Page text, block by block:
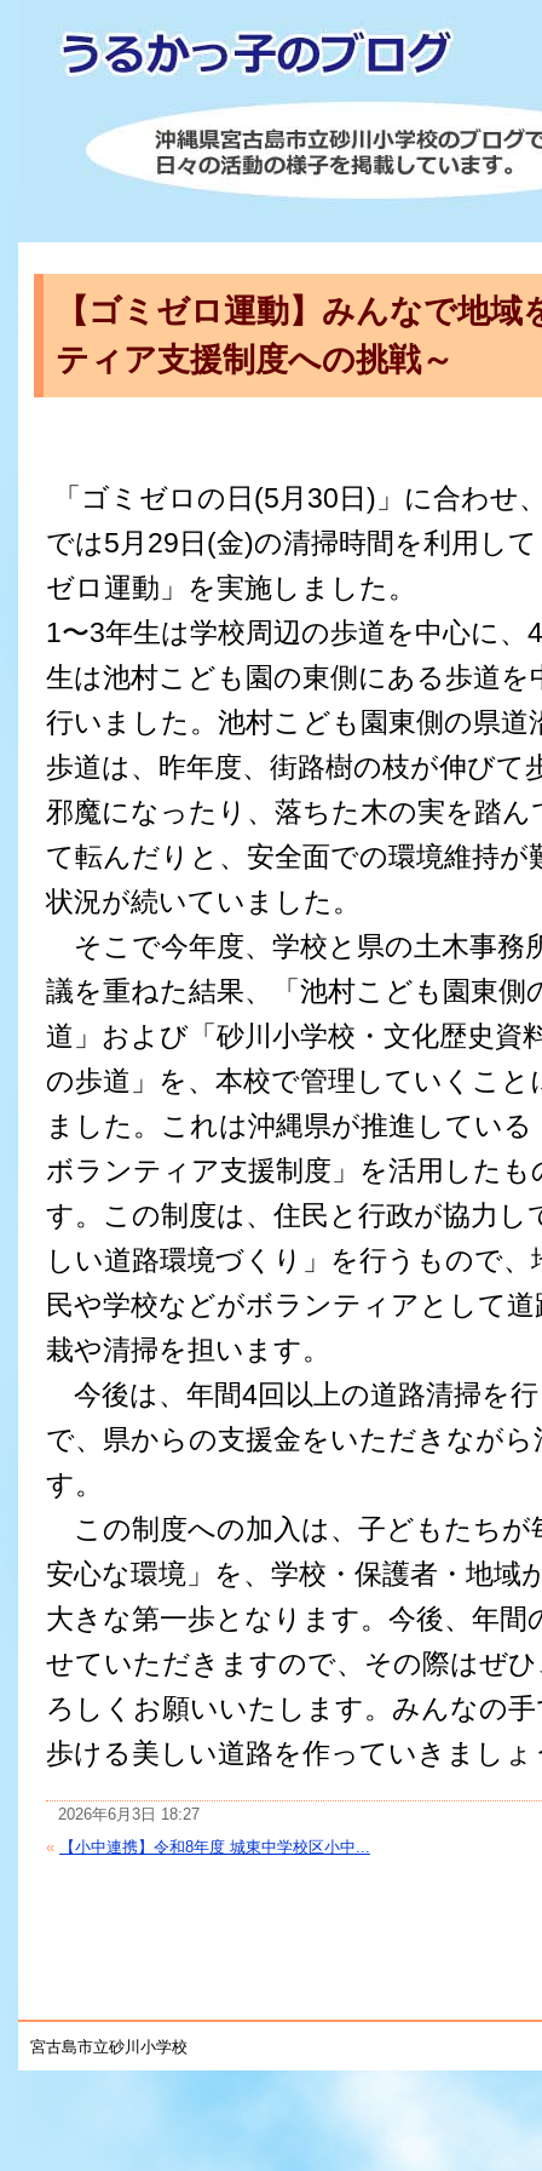
【ゴミゼロ運動】みんなで地
ティア支援制度への挑戦～
「ゴミゼロの日(5月30日)」に合わせ
では5月29日(金)の清掃時間を利用し
ゼロ運動」を実施しました。
1〜3年生は学校周辺の歩道を中心に、
生は池村こども園の東側にある歩道を
行いました。池村こども園東側の県道
歩道は、昨年度、街路樹の枝が伸びて
邪魔になったり、落ちた木の実を踏ん
て転んだりと、安全面での環境維持が
状況が続いていました。
そこで今年度、学校と県の土木事務
議を重ねた結果、「池村こども園東側
道」および「砂川小学校・文化歴史資
の歩道」を、本校で管理していくこと
ました。これは沖縄県が推進している
ボランティア支援制度」を活用したも
す。この制度は、住民と行政が協力し
しい道路環境づくり」を行うもので、
民や学校などがボランティアとして道
栽や清掃を担います。
今後は、年間4回以上の道路清掃を
で、県からの支援金をいただきなが
す。
この制度への加入は、子どもたちが
安心な環境」を、学校・保護者・地域
大きな第一歩となります。今後、年
せていただきますので、その際はぜ
ろしくお願いいたします。みんなの
歩ける美しい道路を作っていきましょ
2026年6月3日 18:27
«
【小中連携】令和8年度 城東中学校区小中...
宮古島市立砂川小学校